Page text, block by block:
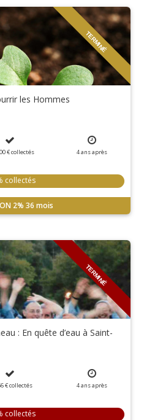
TERMINÉ
les Hommes
€collectés 4ansaprès
collectés
2% 36 mois
TERMINÉ
: En quête d’eau à Saint-
€collectés 4ansaprès
collectés